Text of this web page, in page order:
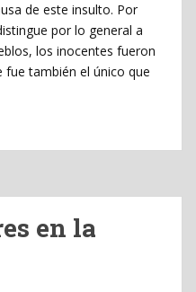
de este insulto. Por
por lo general a
los inocentes fueron
fue también el único que
en la